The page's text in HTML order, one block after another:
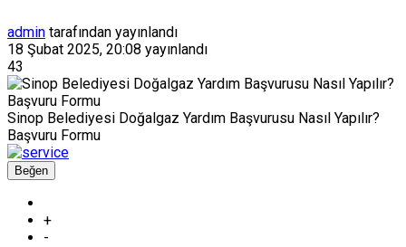
admin tarafından yayınlandı
18 Şubat 2025, 20:08 yayınlandı
43
Sinop Belediyesi Doğalgaz Yardım Başvurusu Nasıl Yapılır?
Başvuru Formu
Beğen
+
-